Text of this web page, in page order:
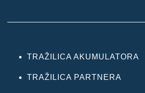
TRAŽILICA AKUMULATORA
TRAŽILICA PARTNERA